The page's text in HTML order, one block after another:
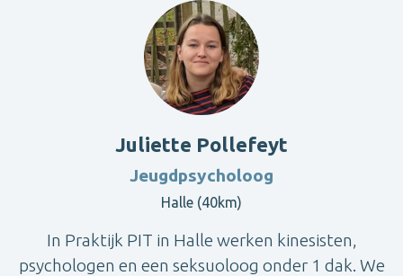
Juliette Pollefeyt
Jeugdpsycholoog
Halle (40km)
In Praktijk PIT in Halle werken kinesisten,
psychologen en een seksuoloog onder 1 dak. We